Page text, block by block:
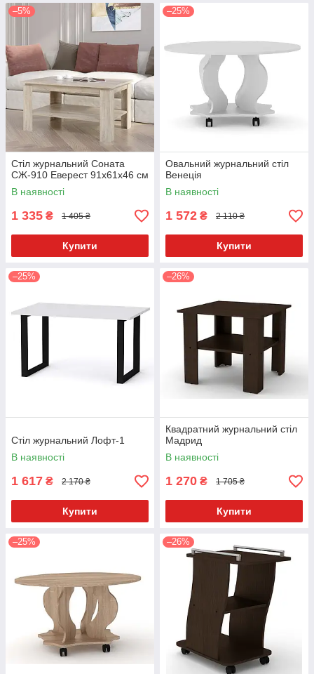
–5%
Стіл журнальний Соната
СЖ-910 Еверест 91x61х46 см
В наявності
1 335 ₴ 1 405 ₴
Купити
–25%
Овальний журнальний стіл
Венеція
В наявності
1 572 ₴ 2 110 ₴
Купити
–25%
Стіл журнальний Лофт-1
В наявності
1 617 ₴ 2 170 ₴
Купити
–26%
Квадратний журнальний стіл
Мадрид
В наявності
1 270 ₴ 1 705 ₴
Купити
–25% –26%